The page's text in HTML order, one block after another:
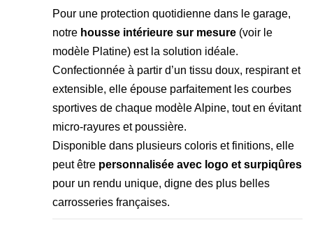
Pour une protection quotidienne dans le garage,
notre housse intérieure sur mesure (voir le
modèle Platine) est la solution idéale.
Confectionnée à partir d’un tissu doux, respirant et
extensible, elle épouse parfaitement les courbes
sportives de chaque modèle Alpine, tout en évitant
micro-rayures et poussière.
Disponible dans plusieurs coloris et finitions, elle
peut être personnalisée avec logo et surpiqûres
pour un rendu unique, digne des plus belles
carrosseries françaises.